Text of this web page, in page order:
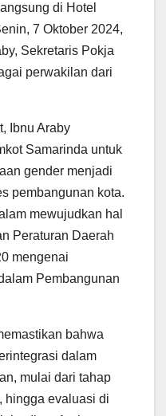
di Hotel
7 Oktober 2024,
Sekretaris Pokja
perwakilan dari
Ibnu Araby
Samarinda untuk
gender menjadi
pembangunan kota.
mewujudkan hal
Peraturan Daerah
mengenai
Pembangunan
bahwa
dalam
mulai dari tahap
hingga evaluasi di